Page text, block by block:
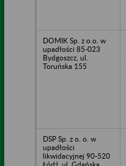
DOMIK Sp. z o.o. w
upadłości 85-023
Bydgoszcz, ul.
Toruńska 155
DSP Sp. z o. o. w
upadłości
likwidacyjnej 90-520